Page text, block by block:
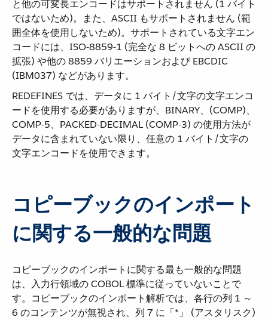
と他の可変長エンコードはサポートされません (1 バイト
ではないため)。また、ASCII もサポートされません (範
囲全体を使用しないため)。サポートされている文字エン
コードには、ISO-8859-1 (完全な 8 ビットへの ASCII の
拡張) や他の 8859 バリエーションおよび EBCDIC
(IBM037) などがあります。
REDEFINES では、データに 1 バイト/文字の文字エンコ
ードを使用する必要がありますが、BINARY、(COMP)、
COMP-5、PACKED-DECIMAL (COMP-3) の使用方法が
データに含まれていない限り、任意の 1 バイト/文字の
文字エンコードを使用できます。
コピーブックのインポート
に関する一般的な問題
コピーブックのインポートに関する最も一般的な問題
は、入力行領域の COBOL 標準に従っていないことで
す。コピーブックのインポート解析では、各行の列 1 ～
6 のコンテンツが無視され、列 7 に「*」 (アスタリスク)